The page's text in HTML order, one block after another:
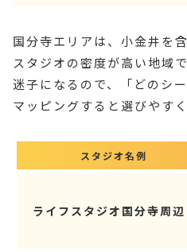
国分寺エリアは、小金井を
スタジオの密度が高い地域
迷子になるので、「どのシ
マッピングすると選びやすく
スタジオ名例
ライフスタジオ国分寺周辺